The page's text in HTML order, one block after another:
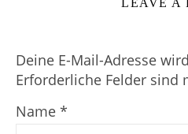
Deine E-Mail-Adresse
Erforderliche Felder sind
Name *